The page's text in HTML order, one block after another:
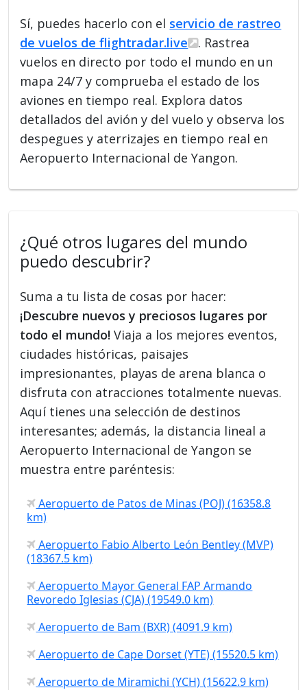
Sí, puedes hacerlo con el servicio de rastreo
de vuelos de flightradar.live
. Rastrea
vuelos en directo por todo el mundo en un
mapa 24/7 y comprueba el estado de los
aviones en tiempo real. Explora datos
detallados del avión y del vuelo y observa los
despegues y aterrizajes en tiempo real en
Aeropuerto Internacional de Yangon.
¿Qué otros lugares del mundo
puedo descubrir?
Suma a tu lista de cosas por hacer:
¡Descubre nuevos y preciosos lugares por
todo el mundo! Viaja a los mejores eventos,
ciudades históricas, paisajes
impresionantes, playas de arena blanca o
disfruta con atracciones totalmente nuevas.
Aquí tienes una selección de destinos
interesantes; además, la distancia lineal a
Aeropuerto Internacional de Yangon se
muestra entre paréntesis:
Aeropuerto de Patos de Minas (POJ) (16358.8
km)
Aeropuerto Fabio Alberto León Bentley (MVP)
(18367.5 km)
Aeropuerto Mayor General FAP Armando
Revoredo Iglesias (CJA) (19549.0 km)
Aeropuerto de Bam (BXR) (4091.9 km)
Aeropuerto de Cape Dorset (YTE) (15520.5 km)
Aeropuerto de Miramichi (YCH) (15622.9 km)